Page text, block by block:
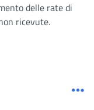
delle rate di
ricevute.